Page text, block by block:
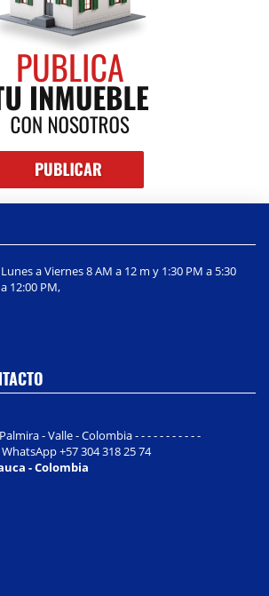
a Viernes 8 AM a 12 m y 1:30 PM a 5:30
12:00 PM,
- Valle - Colombia - - - - - - - - - - -
+57 304 318 25 74
- Colombia